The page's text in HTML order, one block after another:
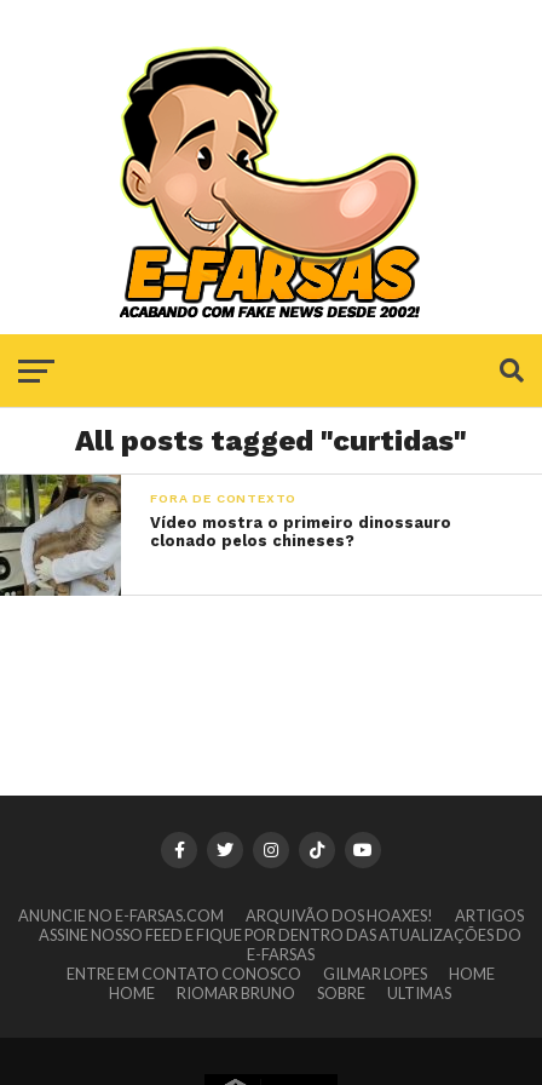
All posts tagged "curtidas"
FORA DE CONTEXTO
Vídeo mostra o primeiro dinossauro
clonado pelos chineses?
ANUNCIE NO E-FARSAS.COM ARQUIVÃO DOS HOAXES!
ARTIGOS
ASSINE NOSSO FEED E FIQUE POR DENTRO DAS ATUALIZAÇÕES DO
E-FARSAS
ENTRE EM CONTATO CONOSCO
GILMAR LOPES
HOME
HOME
RIOMAR BRUNO SOBRE ULTIMAS